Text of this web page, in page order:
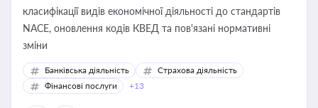
класифікації видів економічної діяльності до стандартів
NACE, оновлення кодів КВЕД та пов'язані нормативні
зміни
Банківська діяльність
Страхова діяльність
Фінансові послуги
+13